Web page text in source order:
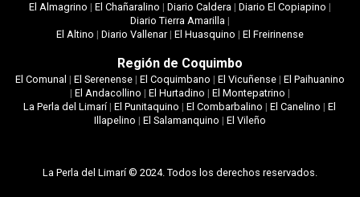
El Almagrino | El Chañaralino | Diario Caldera| Diario El Copiapino |
Diario Tierra Amarilla|
El Altino | Diario Vallenar| El Huasquino | El Freirinense
Región de Coquimbo
El Comunal | El Serenense| El Coquimbano | El Vicuñense| El Paihuanino
| El Andacollino | El Hurtadino | El Montepatrino |
La Perla del Limarí|El Punitaquino |El Combarbalino |El Canelino |El
Illapelino | El Salamanquino | El Vileño
La Perla del Limarí © 2024. Todos los derechos reservados.